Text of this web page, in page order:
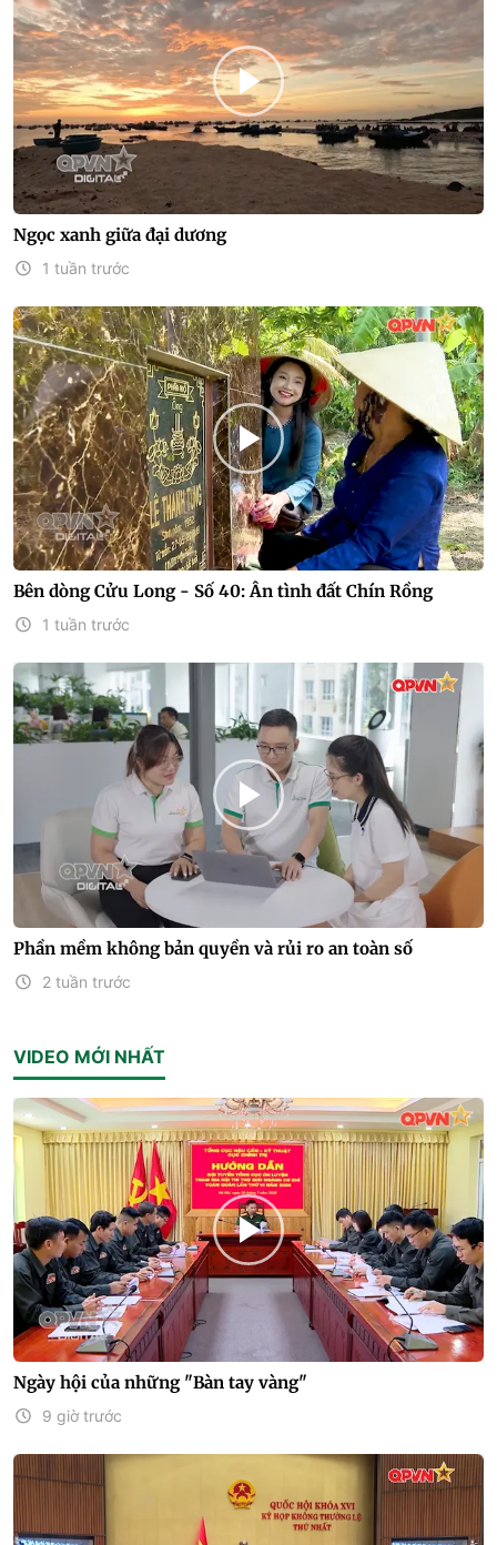
Ngọc xanh giữa đại dương
1 tuần trước
Bên dòng Cửu Long - Số 40: Ân tình đất Chín Rồng
1 tuần trước
Phần mềm không bản quyền và rủi ro an toàn số
2 tuần trước
VIDEO MỚI NHẤT
Ngày hội của những "Bàn tay vàng"
9 giờ trước